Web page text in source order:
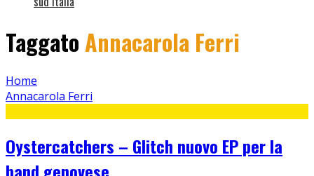
Taggato Annacarola Ferri
Home
Annacarola Ferri
Oystercatchers – Glitch nuovo EP per la